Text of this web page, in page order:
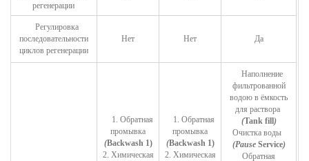
регенерации
Регулировка
последовательности
циклов регенерации
Нет Нет Да
1. Обратная
промывка
(Backwash 1)
2. Химическая
1. Обратная
промывка
(Backwash 1)
2. Химическая
Наполнение
фильтрованной
водою в ёмкость
для раствора
(Tank fill)
Очистка воды
(Pause Service)
Обратная